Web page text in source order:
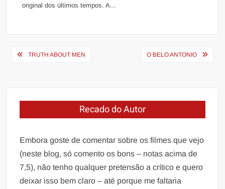
original dos últimos tempos. A...
Navegação
TRUTH ABOUT MEN O BELO ANTONIO
Recado do Autor
Embora goste de comentar sobre os filmes que vejo
(neste blog, só comento os bons – notas acima de
7,5), não tenho qualquer pretensão a crítico e quero
deixar isso bem claro – até porque me faltaria